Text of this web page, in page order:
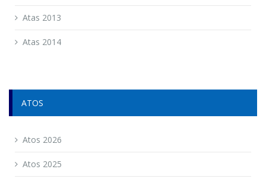
Atas 2013
Atas 2014
ATOS
Atos 2026
Atos 2025